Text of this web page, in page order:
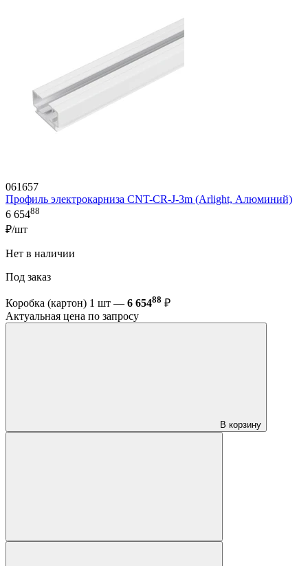
061657
Профиль электрокарниза CNT-CR-J-3m (Arlight, Алюминий)
6 65488
₽/шт
Нет в наличии
Под заказ
Коробка (картон) 1 шт — 6 65488 ₽
Актуальная цена по запросу
В корзину